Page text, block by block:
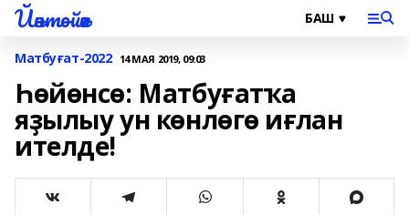
Йәнтөйәк
Матбуғат-2022 14 МАЯ 2019, 09:03
Һөйөнсө: Матбуғатҡа
яҙылыу ун көнлөгө иғлан
ителде!